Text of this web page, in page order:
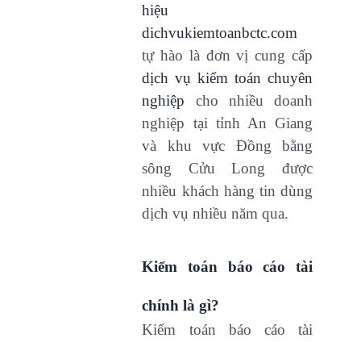
hiệu
dichvukiemtoanbctc.com
tự hào là đơn vị cung cấp
dịch vụ kiểm toán chuyên
nghiệp cho nhiều doanh
nghiệp tại tỉnh An Giang
và khu vực Đồng bằng
sông Cửu Long được
nhiều khách hàng tin dùng
dịch vụ nhiều năm qua.
Kiểm toán báo cáo tài
chính là gì?
Kiểm toán báo cáo tài